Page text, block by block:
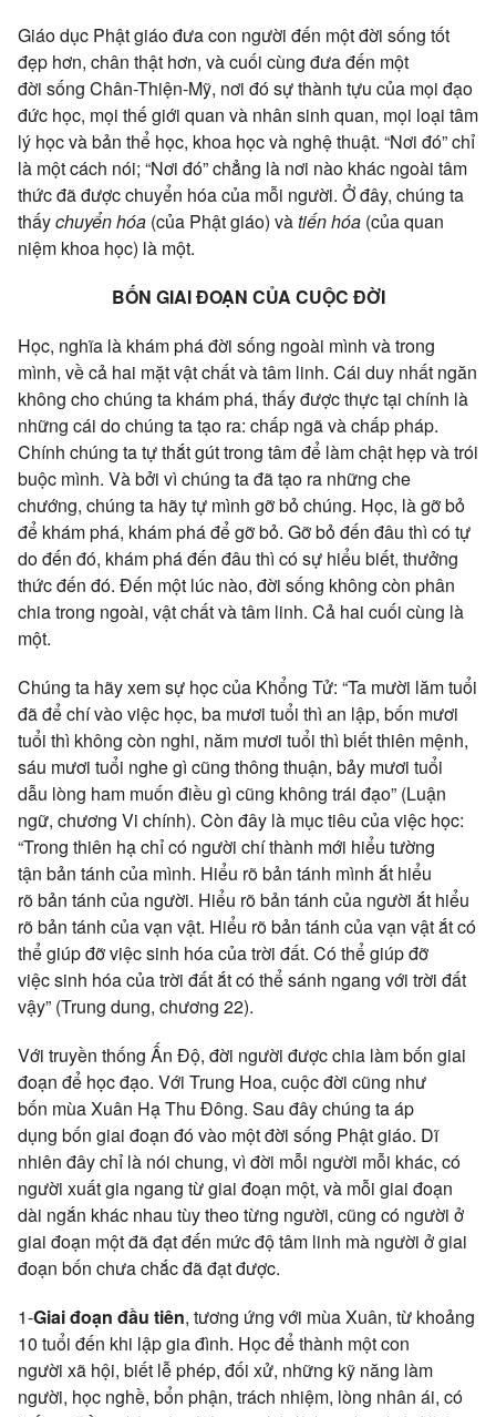
Giáo dục Phật giáođưacon người đến một đời sống tốt
đẹp hơn, chân thật hơn, vàcuối cùng đưa đến một
đời sống Chân-Thiện-Mỹ, nơi đó sựthành tựu của mọi đạo
đức học, mọi thế giới quan và nhân sinh quan, mọi loại tâm
lý học vàbản thể học, khoa học và nghệ thuật. “Nơi đó” chỉ
là một cách nói; “Nơi đó” chẳng là nơi nào khác ngoài tâm
thứcđã đượcchuyển hóacủa mỗi người. Ở đây, chúng ta
thấychuyển hóa (của Phật giáo) vàtiến hóa (củaquan
niệm khoa học) là một.
BỐN GIAI ĐOẠN CỦA CUỘC ĐỜI
Học, nghĩa là khám pháđời sống ngoài mình và trong
mình, về cả hai mặtvật chấtvàtâm linh. Cái duy nhất ngăn
không chochúng ta khám phá, thấy đượcthực tại chính là
những cái dochúng tatạo ra: chấp ngãvàchấp pháp.
Chính chúng tatự thắt gút trong tâm để làm chật hẹp vàtrói
buộc mình. Và bởi vì chúng tađã tạo ra những che
chướng, chúng ta hãy tự mình gỡ bỏ chúng. Học, là gỡ bỏ
để khám phá, khám pháđể gỡ bỏ. Gỡ bỏ đến đâu thì cótự
dođến đó, khám pháđến đâu thì có sự hiểu biết, thưởng
thứcđến đó. Đến một lúc nào, đời sống không còn phân
chiatrong ngoài, vật chấtvàtâm linh. Cả hai cuối cùng là
một.
Chúng ta hãy xem sự học của Khổng Tử: “Ta mười lăm tuổi
đã để chí vào việc học, ba mươi tuổi thì an lập, bốn mươi
tuổi thì không còn nghi, năm mươi tuổi thì biếtthiên mệnh,
sáu mươi tuổi nghe gì cũng thông thuận, bảy mươi tuổi
dẫu lòng ham muốn điều gì cũng không trái đạo” (Luận
ngữ, chương Vi chính). Còn đây là mục tiêu của việc học:
“Trong thiên hạchỉ có người chí thành mới hiểu tường
tận bản tánh của mình. Hiểu rõbản tánh mình ắt hiểu
rõbản tánh của người. Hiểu rõbản tánh của người ắt hiểu
rõbản tánh củavạn vật. Hiểu rõbản tánh củavạn vậtắt có
thể giúp đỡ việcsinh hóacủa trời đất. Có thể giúp đỡ
việcsinh hóacủa trời đất ắt có thể sánh ngang với trời đất
vậy” (Trung dung, chương 22).
Với truyền thống Ấn Độ, đời người được chia làm bốn giai
đoạn để học đạo. Với Trung Hoa, cuộc đời cũng như
bốn mùa Xuân Hạ Thu Đông. Sau đâychúng taáp
dụng bốn giai đoạn đó vào một đời sống Phật giáo. Dĩ
nhiên đây chỉ là nói chung, vì đời mỗi người mỗi khác, có
người xuất gia ngang từ giai đoạn một, và mỗi giai đoạn
dài ngắn khác nhau tùy theotừng người, cũng có người ở
giai đoạn một đãđạt đến mức độtâm linh mà người ở giai
đoạn bốn chưa chắc đãđạt được.
1-Giai đoạn đầu tiên, tương ứng với mùa Xuân, từ khoảng
10 tuổi đến khi lập gia đình. Học để thành mộtcon
người xã hội, biết lễ phép, đối xử, những kỹ năng làm
người, học nghề, bổn phận, trách nhiệm, lòng nhân ái, có